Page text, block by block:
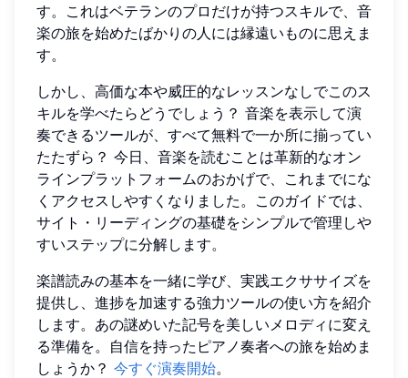
す。これはベテランのプロだけが持つスキルで、音
楽の旅を始めたばかりの人には縁遠いものに思えま
す。
しかし、高価な本や威圧的なレッスンなしでこのス
キルを学べたらどうでしょう？ 音楽を表示して演
奏できるツールが、すべて無料で一か所に揃ってい
たたずら？ 今日、音楽を読むことは革新的なオン
ラインプラットフォームのおかげで、これまでにな
くアクセスしやすくなりました。このガイドでは、
サイト・リーディングの基礎をシンプルで管理しや
すいステップに分解します。
楽譜読みの基本を一緒に学び、実践エクササイズを
提供し、進捗を加速する強力ツールの使い方を紹介
します。あの謎めいた記号を美しいメロディに変え
る準備を。自信を持ったピアノ奏者への旅を始めま
しょうか？ 今すぐ演奏開始。